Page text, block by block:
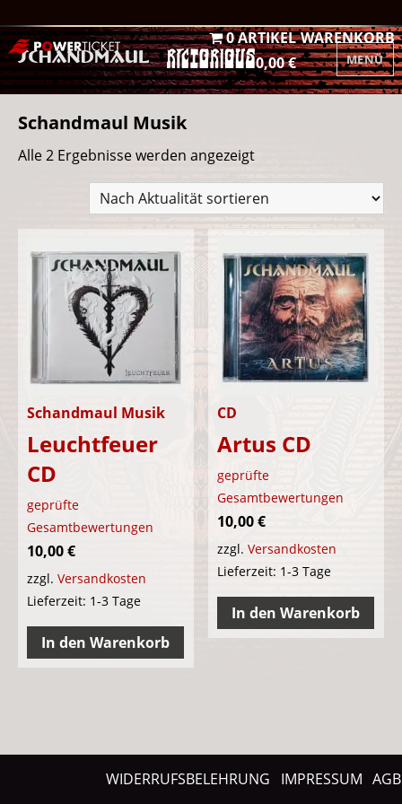
WARENKORB
0 ARTIKEL
0,00 €
MENÜ
Schandmaul Musik
Alle 2 Ergebnisse werden angezeigtNach
Aktualität
sortiert
Schandmaul Musik
Leuchtfeuer
CD
geprüfte
Gesamtbewertungen
10,00€
zzgl. Versandkosten
Lieferzeit: 1-3 Tage
In den Warenkorb
CD
Artus CD
geprüfte
Gesamtbewertungen
10,00€
zzgl.Versandkosten
Lieferzeit: 1-3 Tage
In den Warenkorb
AGB
IMPRESSUM
WIDERRUFSBELEHRUNG